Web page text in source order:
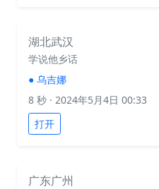
湖北武汉
学说他乡话
● 乌吉娜
8 秒 · 2024年5月4日 00:33
打开
广东广州